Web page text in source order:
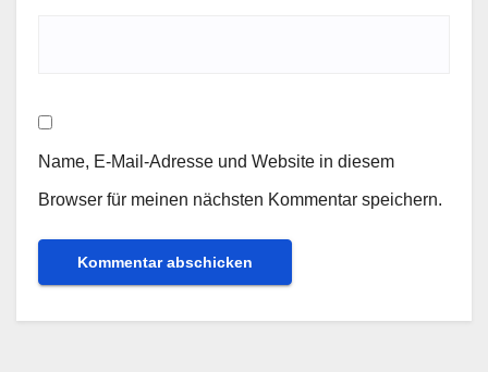
Name, E-Mail-Adresse und Website in diesem
Browser für meinen nächsten Kommentar speichern.